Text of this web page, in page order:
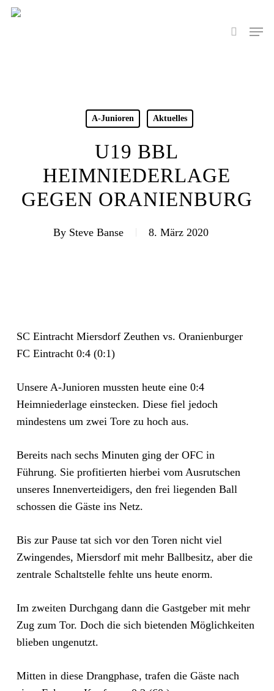
Skip
search
Menu
A-Junioren Aktuelles
U19 BBL
HEIMNIEDERLAGE
GEGEN ORANIENBURG
By Steve Banse 8. März 2020
SC Eintracht Miersdorf Zeuthen vs. Oranienburger
FC Eintracht 0:4 (0:1)
Unsere A-Junioren mussten heute eine 0:4
Heimniederlage einstecken. Diese fiel jedoch
mindestens um zwei Tore zu hoch aus.
Bereits nach sechs Minuten ging der OFC in
Führung. Sie profitierten hierbei vom Ausrutschen
unseres Innenverteidigers, den frei liegenden Ball
schossen die Gäste ins Netz.
Bis zur Pause tat sich vor den Toren nicht viel
Zwingendes, Miersdorf mit mehr Ballbesitz, aber die
zentrale Schaltstelle fehlte uns heute enorm.
Im zweiten Durchgang dann die Gastgeber mit mehr
Zug zum Tor. Doch die sich bietenden Möglichkeiten
blieben ungenutzt.
Mitten in diese Drangphase, trafen die Gäste nach